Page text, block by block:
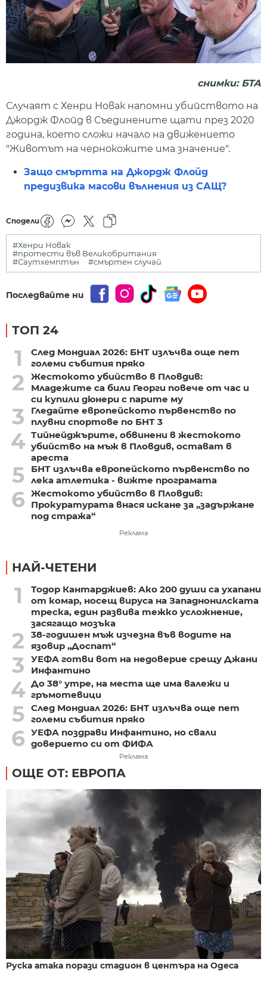
снимки: БТА
Случаят с Хенри Новак напомни убийството на
Джордж Флойд в Съединените щати през 2020
година, което сложи начало на движението
"Животът на чернокожите има значение".
Защо смъртта на Джордж Флойд
предизвика масови вълнения из САЩ?
Сподели
#Хенри Новак
#протести във Великобритания
#Саутхемптън
#смъртен случай
Последвайте ни
ТОП 24
1
След Мондиал 2026: БНТ излъчва още пет
големи събития пряко
2
Жестокото убийство в Пловдив:
Младежите са били Георги повече от час и
си купили дюнери с парите му
3
Гледайте европейското първенство по
плувни спортове по БНТ 3
4 Тийнейджърите, обвинени в жестокото
убийство на мъж в Пловдив, остават в
ареста
5
БНТ излъчва европейското първенство по
лека атлетика - вижте програмата
6 Жестокото убийство в Пловдив:
Прокуратурата внася искане за „задържане
под стража“
Реклама
НАЙ-ЧЕТЕНИ
1
Тодор Кантарджиев: Ако 200 души са ухапани
от комар, носещ вируса на Западнонилската
треска, един развива тежко усложнение,
засягащо мозъка
2
38-годишен мъж изчезна във водите на
язовир „Доспат“
3
УЕФА готви вот на недоверие срещу Джани
Инфантино
4 До 38° утре, на места ще има валежи и
гръмотевици
5 След Мондиал 2026: БНТ излъчва още пет
големи събития пряко
6 УЕФА поздрави Инфантино, но свали
доверието си от ФИФА
Реклама
ОЩЕ ОТ: ЕВРОПА
Руска атака порази стадион в центъра на Одеса